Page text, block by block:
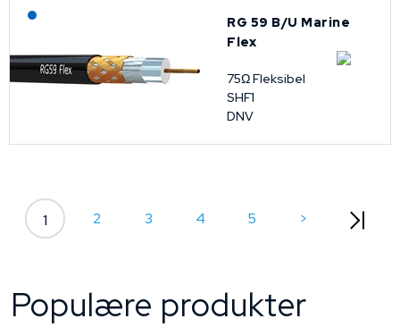
RG 59 B/U Marine
Flex
75Ω Fleksibel
SHF1
DNV
1 2 3 4 5 >
Populære produkter